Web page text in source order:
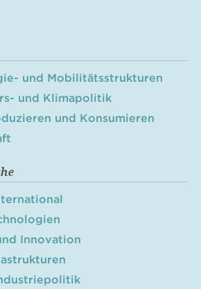
und Mobilitätsstrukturen
und Klimapolitik
und Konsumieren
Innovation